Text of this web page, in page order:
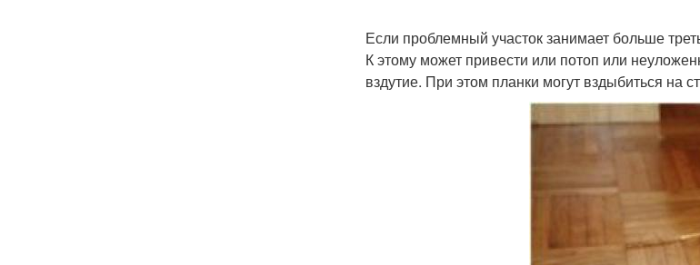
Если проблемный участок занимает больше
К этому может привести или потоп или
вздутие. При этом планки могут вздыбиться на